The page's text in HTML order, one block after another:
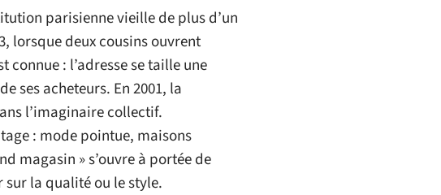
parisienne vieille de plus d’un
lorsque deux cousins ouvrent
connue : l’adresse se taille une
ses acheteurs. En 2001, la
l’imaginaire collectif.
: mode pointue, maisons
magasin » s’ouvre à portée de
la qualité ou le style.